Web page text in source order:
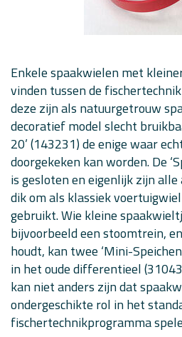
Enkele spaakwielen met
vinden tussen de
deze zijn als natuurgetrouw
decoratief model slecht
20’ (143231) de enige waar
doorgekeken kan worden. De
is gesloten en eigenlijk zijn
dik om als klassiek
gebruikt. Wie kleine
bijvoorbeeld een stoomtrein,
houdt, kan twee ‘Mini-
in het oude differentieel
kan niet anders zijn dat
ondergeschikte rol in het
fischertechnikprogramma